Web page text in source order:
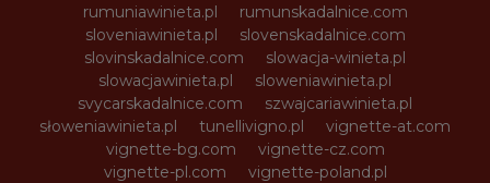
rumuniawinieta.pl
rumunskadalnice.com
sloveniawinieta.pl
slovenskadalnice.com
slovinskadalnice.com
slowacja-winieta.pl
slowacjawinieta.pl
sloweniawinieta.pl
svycarskadalnice.com
szwajcariawinieta.pl
słoweniawinieta.pl
tunellivigno.pl
vignette-at.com
vignette-bg.com
vignette-cz.com
vignette-pl.com
vignette-poland.pl